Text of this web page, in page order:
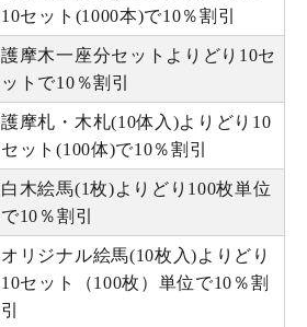
10セット(1000本)で10％割引
護摩木一座分セットよりどり10セ
ットで10％割引
護摩札・木札(10体入)よりどり10
セット(100体)で10％割引
白木絵馬(1枚)よりどり100枚単位
で10％割引
オリジナル絵馬(10枚入)よりどり
10セット（100枚）単位で10％割
引